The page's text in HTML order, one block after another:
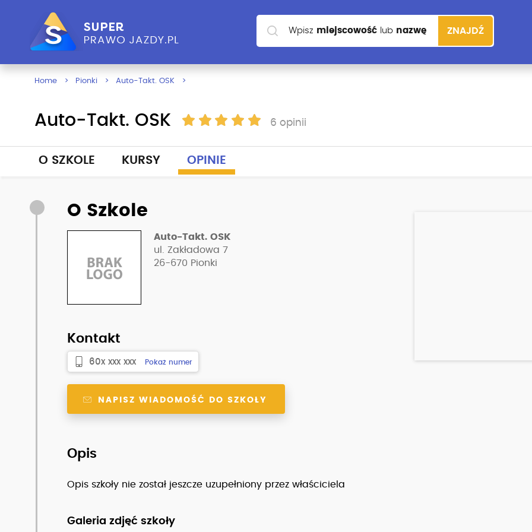
Wpisz miejscowość lub nazwę
szkoły
ZNAJDŹ
Home Pionki Auto-Takt. OSK
Auto-Takt. OSK 6 opinii
O SZKOLE KURSY OPINIE
O Szkole
Auto-Takt. OSK
ul. Zakładowa 7
26-670 Pionki
Kontakt
60x xxx xxx Pokaż numer
NAPISZ WIADOMOŚĆ DO SZKOŁY
Opis
Opis szkoły nie został jeszcze uzupełniony przez właściciela
Galeria zdjęć szkoły